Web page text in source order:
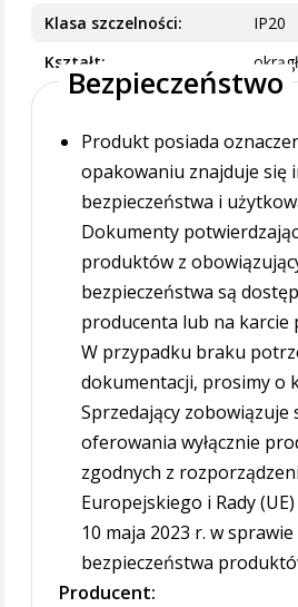
Klasa szczelności
IP20
Kształt
Bezpieczeństwo
Produkt posiada
opakowaniu znajduje się
bezpieczeństwa i
Dokumenty
produktów z
bezpieczeństwa są
producenta lub na karcie
W przypadku braku
dokumentacji, prosimy o
Sprzedający zobowiązuje
oferowania wyłącznie
zgodnych z
Europejskiego i Rady
10 maja 2023 r. w
bezpieczeństwa
Producent: